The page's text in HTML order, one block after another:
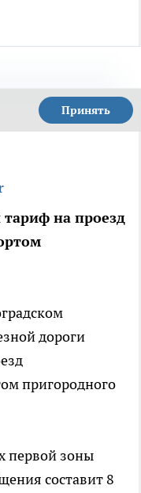
Принять
на проезд
дороги
пригородного
первой зоны
составит 8